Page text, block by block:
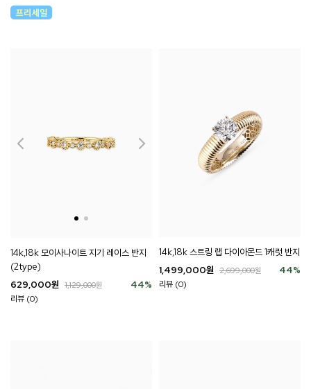
14k,18k 모이사나이트 지기 레이스 반지
(2type)
44%
629,000원 1,129,000원
리뷰 (0)
14k,18k 스트링 랩 다이아몬드 1캐럿 반지
44%
1,499,000원 2,699,000원
리뷰 (0)